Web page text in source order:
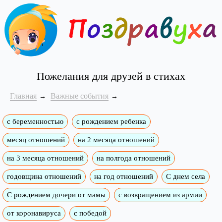
Пожелания для друзей в стихах
Главная Важные события
с беременностью с рождением ребенка
месяц отношений на 2 месяца отношений
на 3 месяца отношений на полгода отношений
годовщина отношений на год отношений С днем села
С рождением дочери от мамы с возвращением из армии
от коронавируса с победой